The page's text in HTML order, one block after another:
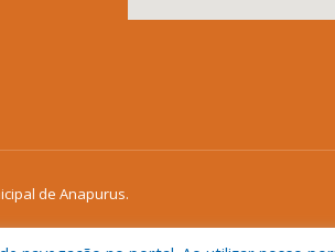
de Anapurus.